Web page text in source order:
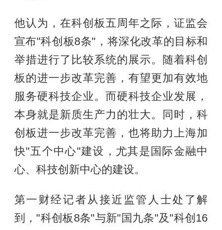
他认为，在科创板五周年之际，证监会
宣布"科创板8条"，将深化改革的目标和
举措进行了比较系统的展示。随着科创
板的进一步改革完善，有望更加有效地
服务硬科技企业。而硬科技企业发展，
本身就是新质生产力的壮大。同时，科
创板进一步改革完善，也将助力上海加
快"五个中心"建设，尤其是国际金融中
心、科技创新中心的建设。
第一财经记者从接近监管人士处了解
到，"科创板8条"与新"国九条"及"科创16